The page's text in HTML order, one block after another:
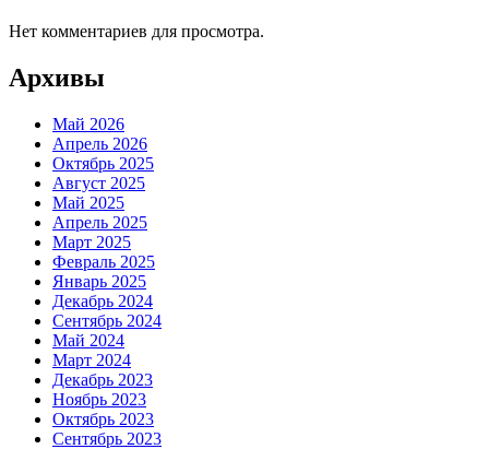
Нет комментариев для просмотра.
Архивы
Май 2026
Апрель 2026
Октябрь 2025
Август 2025
Май 2025
Апрель 2025
Март 2025
Февраль 2025
Январь 2025
Декабрь 2024
Сентябрь 2024
Май 2024
Март 2024
Декабрь 2023
Ноябрь 2023
Октябрь 2023
Сентябрь 2023